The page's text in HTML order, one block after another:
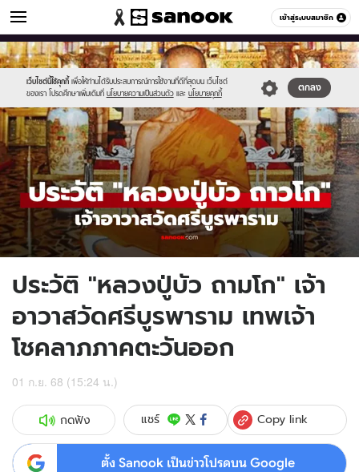
เข้าสู่ระบบสมาชิก
ดูดวง หมวดอื่นๆ
เว็บไซต์นี้ใช้คุกกี้ เพื่อให้ท่านได้รับประสบการณ์การใช้งานที่ดีที่สุดบน เว็บไซต์
ของเรา โปรดศึกษาเพิ่มเติมที่ นโยบายความเป็นส่วนตัว และ นโยบายคุกกี้
ตกลง
Sanook
//s.isanook.com/sr/0/images/logo-
new-
sanook.png
600
60
//s.isanook.com/ho/0/ud/62/313131/history(3).jpg
ประวัติ "หลวงปู่บัว ถามโก" เจ้า
อาวาสวัดศรีบูรพาราม เทพเจ้า
โชคลาภภาคตะวันออก
01 ก.ย. 68 (15:24 น.)
กดฟัง แชร์ Copy link
ตั้ง Sanook เป็นข่าวโปรดบน Google